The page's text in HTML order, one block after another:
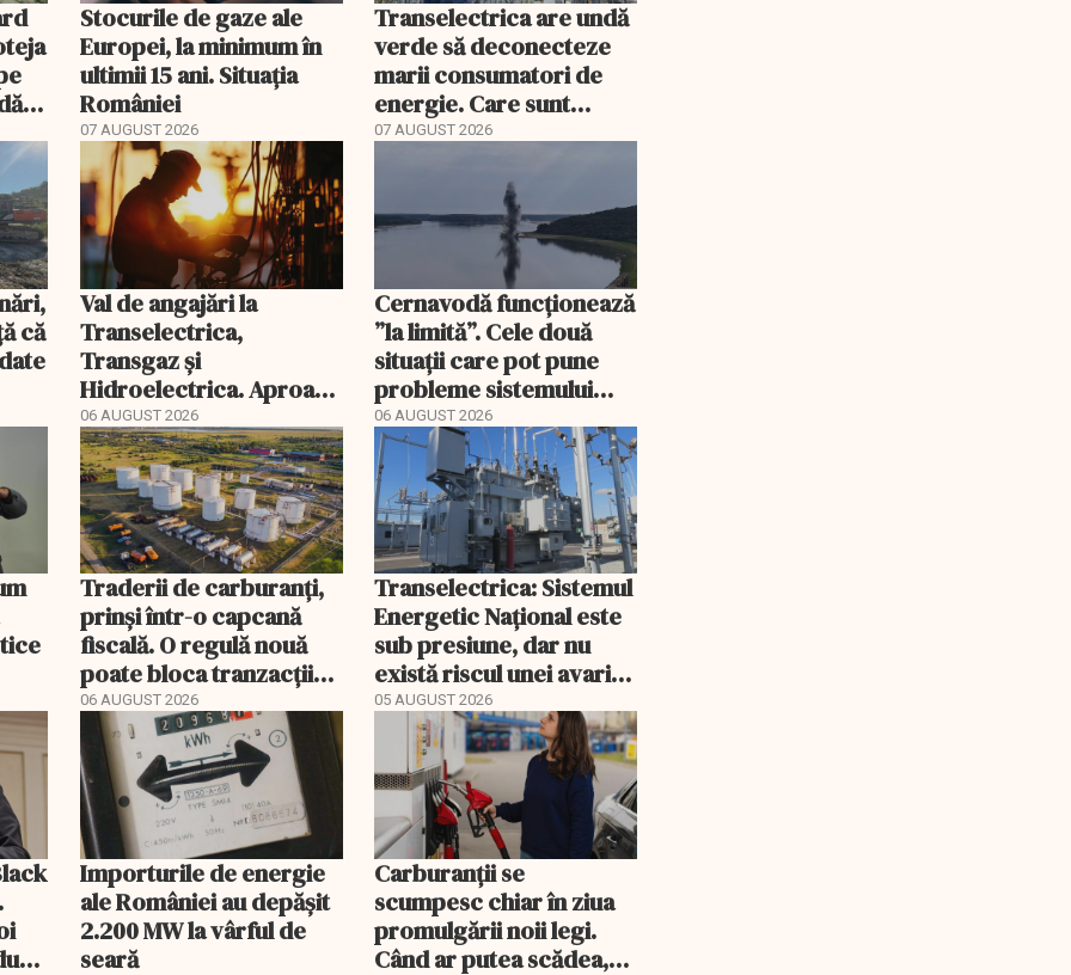
Stocurile de gaze ale
Europei, la minimum în
ultimii 15 ani. Situația
României
07 AUGUST 2026
Transelectrica are undă
verde să deconecteze
marii consumatori de
energie. Care sunt
condițiile
07 AUGUST 2026
că
Val de angajări la
Transelectrica,
Transgaz și
Hidroelectrica. Aproape
400 de posturi aprobate
06 AUGUST 2026
Cernavodă funcționează
”la limită”. Cele două
situații care pot pune
probleme sistemului
energetic
06 AUGUST 2026
Traderii de carburanți,
prinși într-o capcană
fiscală. O regulă nouă
poate bloca tranzacții
uzuale
06 AUGUST 2026
Transelectrica: Sistemul
Energetic Național este
sub presiune, dar nu
există riscul unei avarii
majore
05 AUGUST 2026
Importurile de energie
ale României au depășit
2.200 MW la vârful de
seară
Carburanții se
scumpesc chiar în ziua
promulgării noii legi.
Când ar putea scădea,